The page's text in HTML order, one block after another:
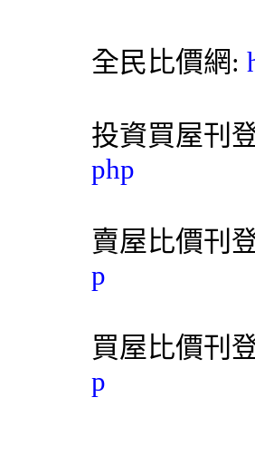
全民比價網:
投資買屋刊
php
賣屋比價刊
p
買屋比價刊
p